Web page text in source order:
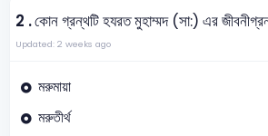
2 .কোন গ্রন্থটি হযরত মুহাম্মদ (সা:) এর
Updated: 2 weeks ago
মরুমায়া
মরুতীর্থ